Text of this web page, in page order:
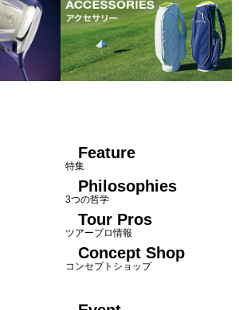
Feature
特集
Philosophies
3つの哲学
Tour Pros
ツアープロ情報
Concept Shop
コンセプトショップ